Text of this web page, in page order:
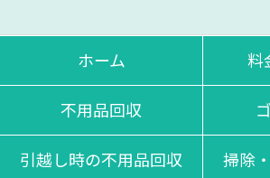
でご対応させて頂いております。
不当な追加料金等は一切掛かりませんの
ホーム 料
不用品回収
引越し時の不用品回収 掃除